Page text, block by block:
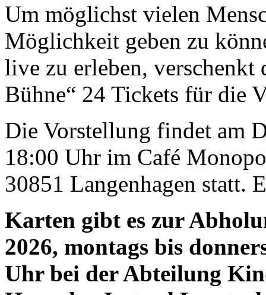
Um möglichst vielen
Möglichkeit geben zu
live zu erleben, verschenkt
Bühne“ 24 Tickets für die
Die Vorstellung findet am
18:00 Uhr im Café
30851 Langenhagen statt.
Karten gibt es zur
2026, montags bis
Uhr bei der Abteilung